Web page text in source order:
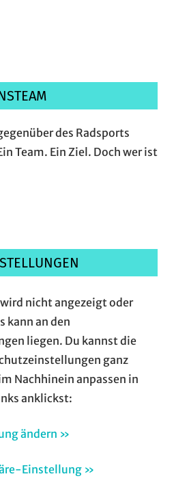
des Radsports
Team. Ein Ziel. Doch wer ist
nicht angezeigt oder
kann an den
liegen. Du kannst die
ganz
Nachhinein anpassen in
anklickst:
ändern »
Einstellung »